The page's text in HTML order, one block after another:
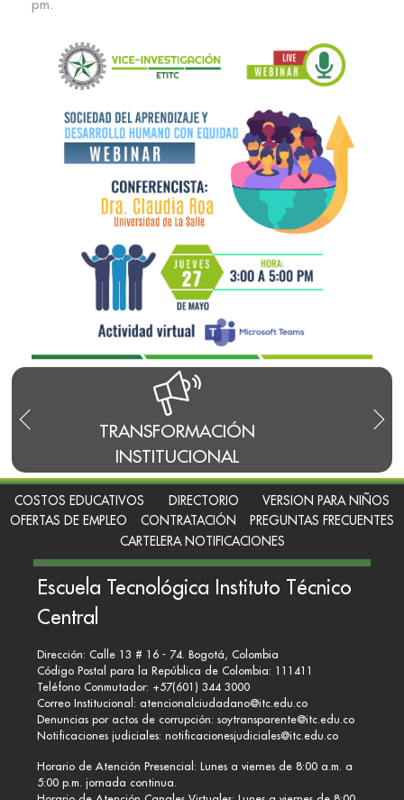
TRANSFORMACIÓN
INSTITUCIONAL
pm.
COSTOS EDUCATIVOS DIRECTORIO
VERSION PARA NIÑOS
OFERTAS DE EMPLEO
CONTRATACIÓN
PREGUNTAS FRECUENTES
CARTELERA NOTIFICACIONES
Escuela Tecnológica Instituto Técnico
Central
Dirección: Calle 13 # 16 - 74. Bogotá, Colombia
Código Postal para la República de Colombia: 111411
Teléfono Conmutador: +57(601) 344 3000
Correo Institucional: atencionalciudadano@itc.edu.co
Denuncias por actos de corrupción: soytransparente@itc.edu.co
Notificaciones judiciales: notificacionesjudiciales@itc.edu.co
Horario de Atención Presencial: Lunes a viernes de 8:00 a.m. a
5:00 p.m. jornada continua.